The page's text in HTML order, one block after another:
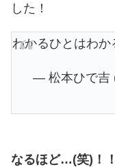
した！
わかるひとはわか
— 松本ひで吉
なるほど…(笑)！！